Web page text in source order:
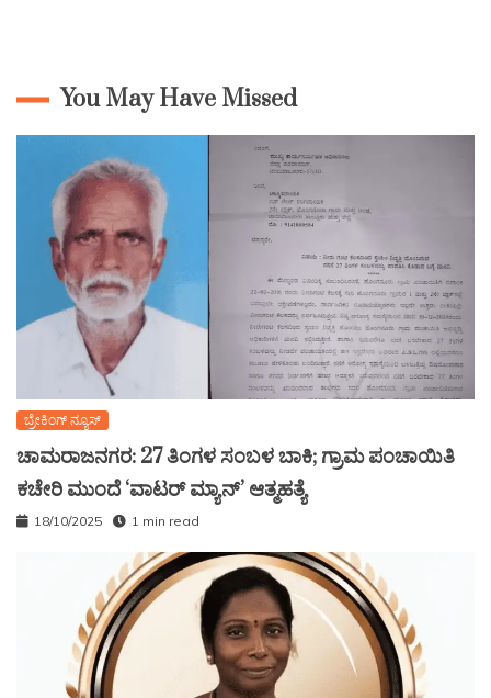
You May Have Missed
ಬ್ರೇಕಿಂಗ್ ನ್ಯೂಸ್
ಚಾಮರಾಜನಗರ: 27 ತಿಂಗಳ ಸಂಬಳ ಬಾಕಿ; ಗ್ರಾಮ ಪಂಚಾಯಿತಿ
ಕಚೇರಿ ಮುಂದೆ ‘ವಾಟರ್ ಮ್ಯಾನ್’ ಆತ್ಮಹತ್ಯೆ
18/10/2025 1 min read